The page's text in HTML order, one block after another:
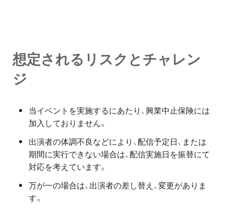
想定されるリスクとチャレン
ジ
当イベントを実施するにあたり、興業中止保険には
加入しておりません。
出演者の体調不良などにより、配信予定日、または
期間に実行できない場合は、配信実施日を振替にて
対応を考えています。
万が一の場合は、出演者の差し替え、変更がありま
す。